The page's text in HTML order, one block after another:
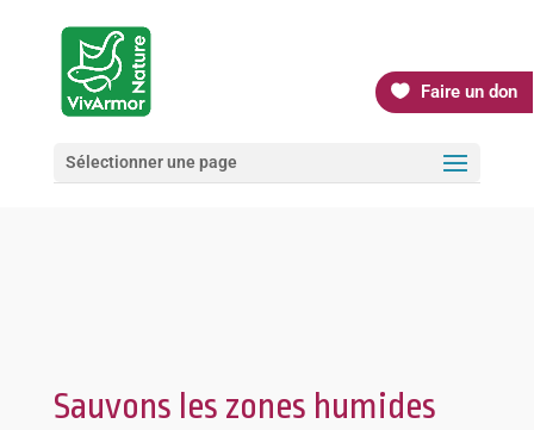
Faire un don
Sélectionner une page
Sauvons les zones humides